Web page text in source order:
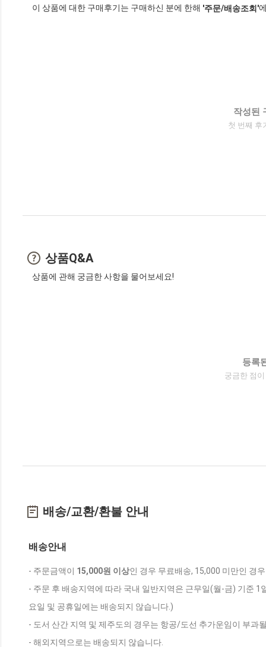
이 상품에 대한 구매후기는 구매하신 분에 한해 '주문/배송조회'
작성된
첫 번째 후
상품Q&A
상품에 관해 궁금한 사항을 물어보세요!
등록
궁금한 점
배송/교환/환불 안내
배송안내
- 주문금액이 15,000원 이상인 경우 무료배송, 15,000 미만인 경
- 주문 후 배송지역에 따라 국내 일반지역은 근무일(월-금) 기준
요일 및 공휴일에는 배송되지 않습니다.)
- 도서 산간 지역 및 제주도의 경우는 항공/도선 추가운임이 부과
- 해외지역으로는 배송되지 않습니다.